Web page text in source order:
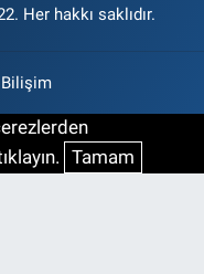
Her hakkı saklıdır.
Tamam